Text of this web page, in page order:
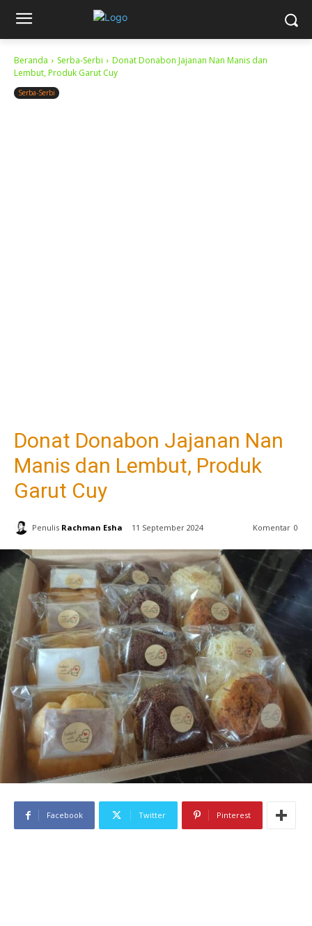
Beranda Serba-Serbi
Donat Donabon Jajanan Nan Manis dan
Lembut, Produk Garut Cuy
Serba-Serbi
Donat Donabon Jajanan Nan
Manis dan Lembut, Produk
Garut Cuy
Penulis Rachman Esha 11 September 2024 Komentar 0
Facebook Twitter Pinterest